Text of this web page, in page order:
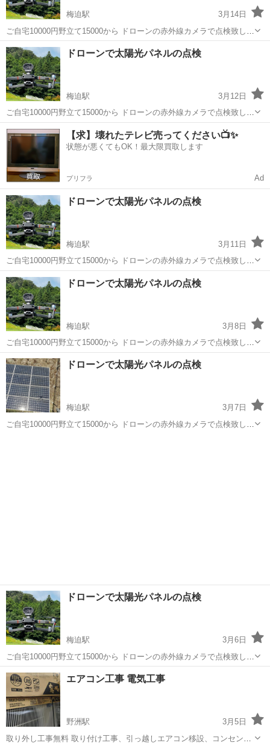
梅迫駅
3月14日
ご自宅10000円野立て15000から ドローンの赤外線カメラで点検致しま
す 設置から時間が数年経った、発電量が減った気が… そう思えばまず
チェックしてみては？ 夏には野立ての草刈りも承っております
京都 綾部市 電気工事 ドローン
ドローンで太陽光パネルの点検
梅迫駅
3月12日
ご自宅10000円野立て15000から ドローンの赤外線カメラで点検致しま
す 設置から時間が数年経った、発電量が減った気が… そう思えばまず
チェックしてみては？ 夏には野立ての草刈りも承っております
京都 綾部市 梅迫駅 電気工事 ドローン
【求】壊れたテレビ売ってください📺✨
状態が悪くてもOK！最大限買取します
プリフラ Ad
ドローンで太陽光パネルの点検
梅迫駅
3月11日
ご自宅10000円野立て15000から ドローンの赤外線カメラで点検致しま
す 設置から時間が数年経った、発電量が減った気が… そう思えばまず
チェックしてみては？ 夏には野立ての草刈りも承っております
京都 綾部市 電気工事 ドローン
ドローンで太陽光パネルの点検
梅迫駅
3月8日
ご自宅10000円野立て15000から ドローンの赤外線カメラで点検致しま
す 設置から時間が数年経った、発電量が減った気が… そう思えばまず
チェックしてみては？ 夏には野立ての草刈りも承っております
京都 綾部市 梅迫駅 電気工事 ドローン
ドローンで太陽光パネルの点検
梅迫駅
3月7日
ご自宅10000円野立て15000から ドローンの赤外線カメラで点検致しま
ドローンで太陽光パネルの点検
梅迫駅
3月6日
ご自宅10000円野立て15000から ドローンの赤外線カメラで点検致しま
す 設置から時間が数年経った、発電量が減った気が… そう思えばまず
チェックしてみては？ 夏には野立ての草刈りも承っております
京都 綾部市 電気工事 ドローン
エアコン工事 電気工事
野洲駅
3月5日
取り外し工事無料 取り付け工事、引っ越しエアコン移設、コンセント